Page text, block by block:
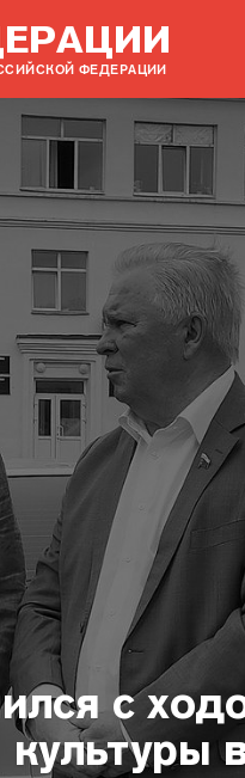
ФЕДЕРАЦИИ
с